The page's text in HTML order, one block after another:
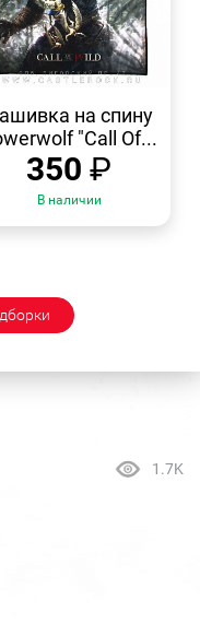
ПРОСМОТР
на спину
"Call Of...
350 ₽
В наличии
1.7K